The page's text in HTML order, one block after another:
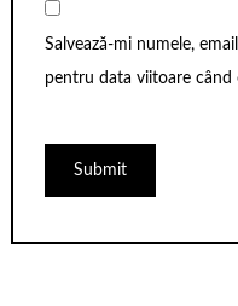
Salvează-mi numele,
pentru data viitoare când